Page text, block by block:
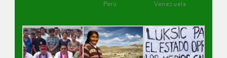
Perú
Venezuela